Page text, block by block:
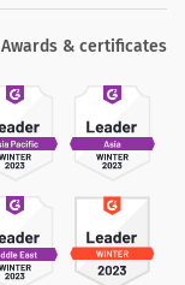
Awards & certificates